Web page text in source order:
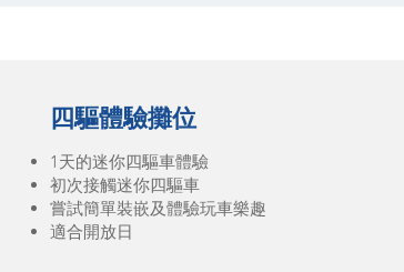
四驅體驗攤位
1天的迷你四驅車體驗
初次接觸迷你四驅車
嘗試簡單裝嵌及體驗玩車樂趣
適合開放日